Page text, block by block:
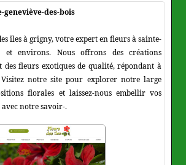
geneviève-des-bois
îles à grigny, votre expert en fleurs à sainte-
et environs. Nous offrons des créations
des fleurs exotiques de qualité, répondant à
Visitez notre site pour explorer notre large
florales et laissez-nous embellir vos
notre savoir-.